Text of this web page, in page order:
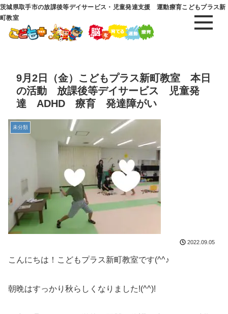
茨城県取手市の放課後等デイサービス・児童発達支援 運動療育こどもプラス新
町教室
9月2日（金）こどもプラス新町教室 本日
の活動 放課後等デイサービス 児童発
達 ADHD 療育 発達障がい
未分類
2022.09.05
こんにちは！こどもプラス新町教室です(^^♪
朝晩はすっかり秋らしくなりました!(^^)!